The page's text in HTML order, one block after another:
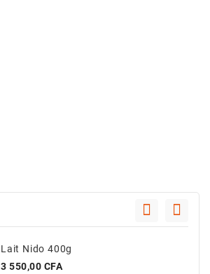
Lait Nido 400g
Prix
3 550,00 CFA